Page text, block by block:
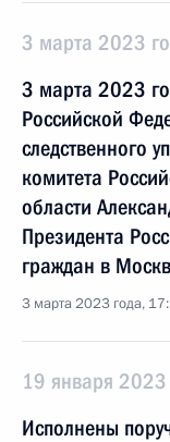
3 марта 2023
3 марта 2023
Российской
следственного
комитета
области
Президента
граждан в
3 марта 2023 года,
19 января 2023
Исполнены